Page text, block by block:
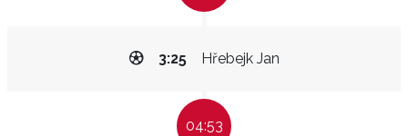
Hřebejk Jan
3:25
04:53